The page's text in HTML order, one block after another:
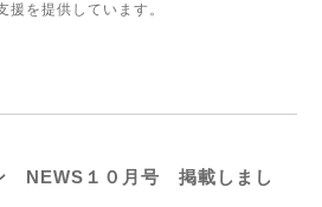
援を提供しています。
NEWS１０月号 掲載しまし